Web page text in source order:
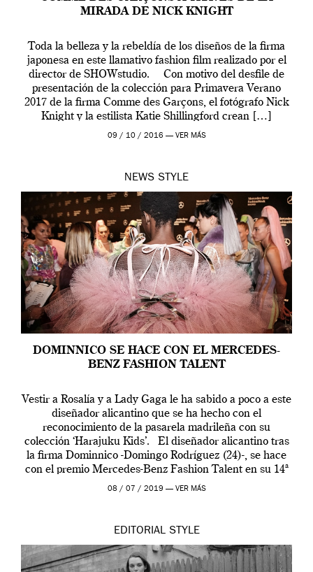
MIRADA DE NICK KNIGHT
Toda la belleza y la rebeldía de los diseños de la firma
japonesa en este llamativo fashion film realizado por el
director de SHOWstudio. Con motivo del desfile de
presentación de la colección para Primavera Verano
2017 de la firma Comme des Garçons, el fotógrafo Nick
Knight y la estilista Katie Shillingford crean […]
09 / 10 / 2016 — VER MÁS
NEWS STYLE
DOMINNICO SE HACE CON EL MERCEDES-
BENZ FASHION TALENT
Vestir a Rosalía y a Lady Gaga le ha sabido a poco a este
diseñador alicantino que se ha hecho con el
reconocimiento de la pasarela madrileña con su
colección ‘Harajuku Kids’. El diseñador alicantino tras
la firma Dominnico -Domingo Rodríguez (24)-, se hace
con el premio Mercedes-Benz Fashion Talent en su 14ª
edición. […]
08 / 07 / 2019 — VER MÁS
EDITORIAL STYLE